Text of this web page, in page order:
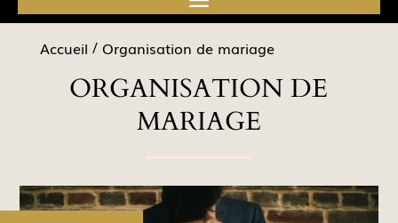
Accueil Organisation de mariage
ORGANISATION DE
MARIAGE